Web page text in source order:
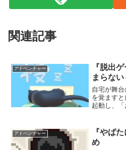
関連記事
アドベンチャー
『脱出
まらな
自宅が舞
を覚ます
起動し、
いて脱出
アドベンチャー
『やば
め